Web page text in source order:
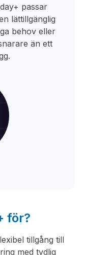
passar
lättillgänglig
behov eller
än ett
för?
tillgång till
med tydlig